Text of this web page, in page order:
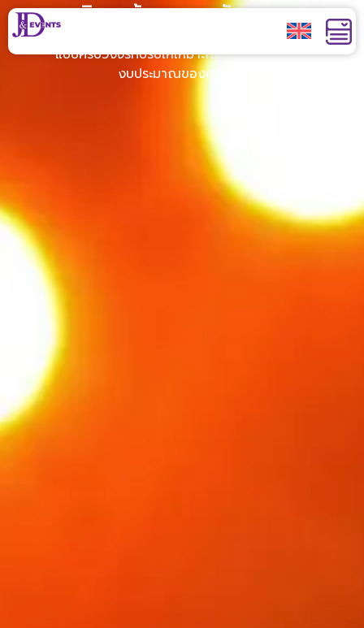
บริการด้านความบันเทิง
JAND Events ให้บริการจัดการความบันเทิง
แบบครบวงจรที่ปรับให้เหมาะกับวิสัยทัศน์และ
งบประมาณของคุณ